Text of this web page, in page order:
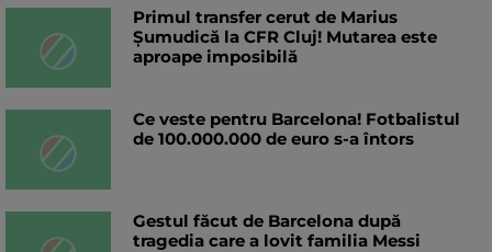
Primul transfer cerut de Marius
Șumudică la CFR Cluj! Mutarea este
aproape imposibilă
Ce veste pentru Barcelona! Fotbalistul
de 100.000.000 de euro s-a întors
Gestul făcut de Barcelona după
tragedia care a lovit familia Messi